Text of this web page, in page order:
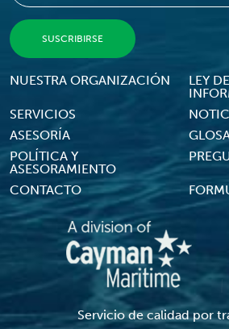
Footer Menu
NUESTRA ORGANIZACIÓN
LEY
SERVICIOS
ASESORÍA
POLÍTICA Y
ASESORAMIENTO
CONTACTO
Servicio de calidad por